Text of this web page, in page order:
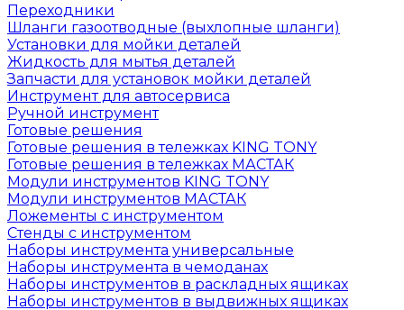
Переходники
Шланги газоотводные (выхлопные шланги)
Установки для мойки деталей
Жидкость для мытья деталей
Запчасти для установок мойки деталей
Инструмент для автосервиса
Ручной инструмент
Готовые решения
Готовые решения в тележках KING TONY
Готовые решения в тележках МАСТАК
Модули инструментов KING TONY
Модули инструментов МАСТАК
Ложементы с инструментом
Стенды с инструментом
Наборы инструмента универсальные
Наборы инструмента в чемоданах
Наборы инструментов в раскладных ящиках
Наборы инструментов в выдвижных ящиках